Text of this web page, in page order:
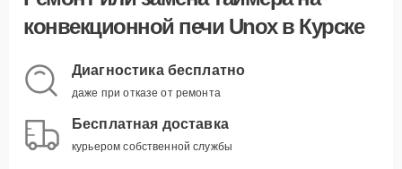
конвекционной печи Unox в Курске
Диагностика бесплатно
даже при отказе от ремонта
Бесплатная доставка
курьером собственной службы